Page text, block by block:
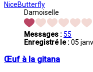
NiceButterfly
Damoiselle
Messages :55
Enregistré le :05
Œuf à la gitana